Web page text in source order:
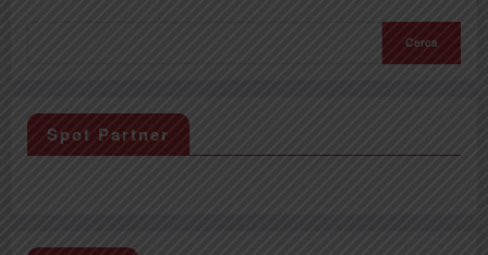
Cerca
Spot Partner